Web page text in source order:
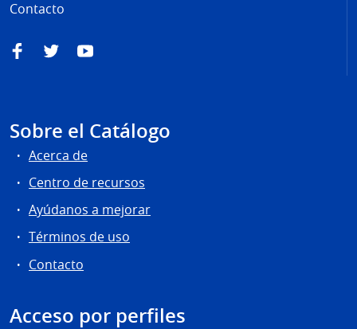
Contacto
FacebookTwitterYouTube
Sobre el Catálogo
Acerca de
Centro de recursos
Ayúdanos a mejorar
Términos de uso
Contacto
Acceso por perfiles